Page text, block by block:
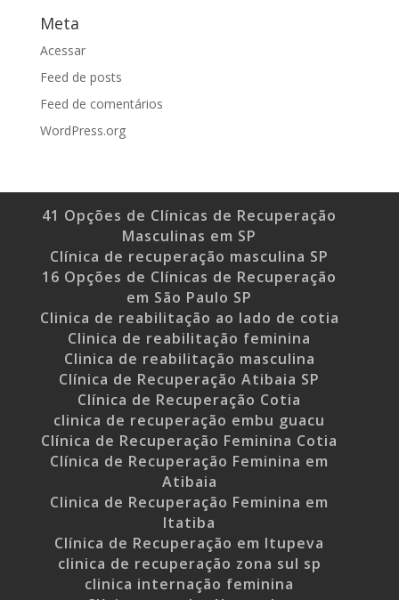
Meta
Acessar
Feed de posts
Feed de comentários
WordPress.org
41 Opções de Clínicas de Recuperação
Masculinas em SP
Clínica de recuperação masculina SP
16 Opções de Clínicas de Recuperação
em São Paulo SP
Clinica de reabilitação ao lado de cotia
Clinica de reabilitação feminina
Clinica de reabilitação masculina
Clínica de Recuperação Atibaia SP
Clínica de Recuperação Cotia
clinica de recuperação embu guacu
Clínica de Recuperação Feminina Cotia
Clínica de Recuperação Feminina em
Atibaia
Clinica de Recuperação Feminina em
Itatiba
Clínica de Recuperação em Itupeva
clinica de recuperação zona sul sp
clinica internação feminina